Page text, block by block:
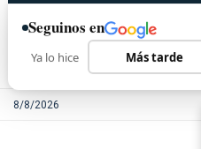
8/8/2026
Seguinos en
Ya lo hice Más tarde